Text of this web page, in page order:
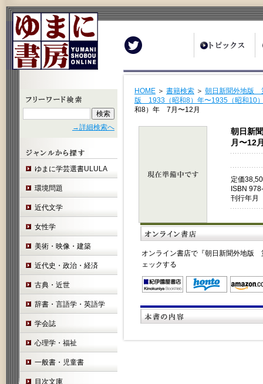
→詳細検索へ
ゆまに学芸選書ULULA
環境問題
近代文学
女性学
美術・映像・建築
近代史・政治・経済
古典・近世
辞書・言語学・英語学
学会誌
心理学・福祉
一般書・児童書
目次文庫
HOME ＞ 書籍検索 ＞ 朝日新聞外地版
版 1933（昭和8）年〜1935（昭和
和8）年 7月〜12月
朝日新
月〜12
定価
ISBN
刊行年
オンライン書店で『朝日新聞外地
ェックする